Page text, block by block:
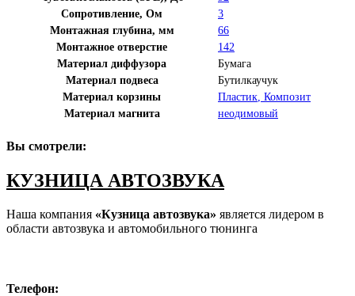
Сопротивление, Ом
3
Монтажная глубина, мм
66
Монтажное отверстие
142
Материал диффузора
Бумага
Материал подвеса
Бутилкаучук
Материал корзины
Пластик Композит
Материал магнита
неодимовый
Вы смотрели:
КУЗНИЦА АВТОЗВУКА
Наша компания «Кузница автозвука» является лидером в
области автозвука и автомобильного тюнинга
Телефон: